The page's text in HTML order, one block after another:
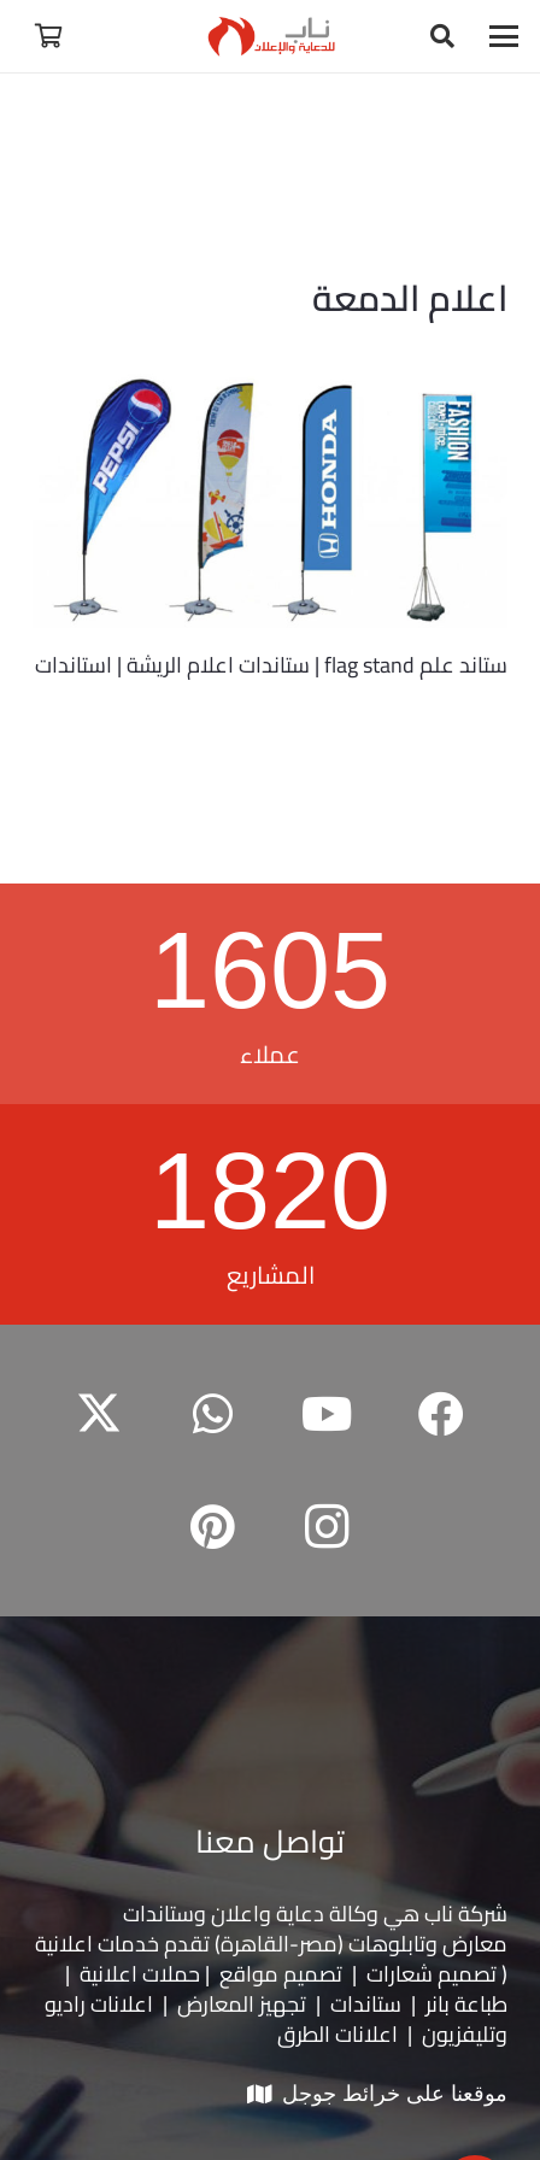
اعلام الدمعة
ستاند علم flag stand | ستاندات اعلام الريشة | استاندات
1605
عملاء
1820
المشاريع
تواصل معنا
شركة ناب هي وكالة دعاية واعلان وستاندات
معارضوتابلوهات(مصر-القاهرة) تقدم خدمات اعلانية
( تصميم شعارات | تصميم مواقع | حملات اعلانية |
طباعة بانر | ستاندات | تجهيز المعارض | اعلانات راديو
وتليفزيون | اعلانات الطرق
موقعنا على خرائط جوجل